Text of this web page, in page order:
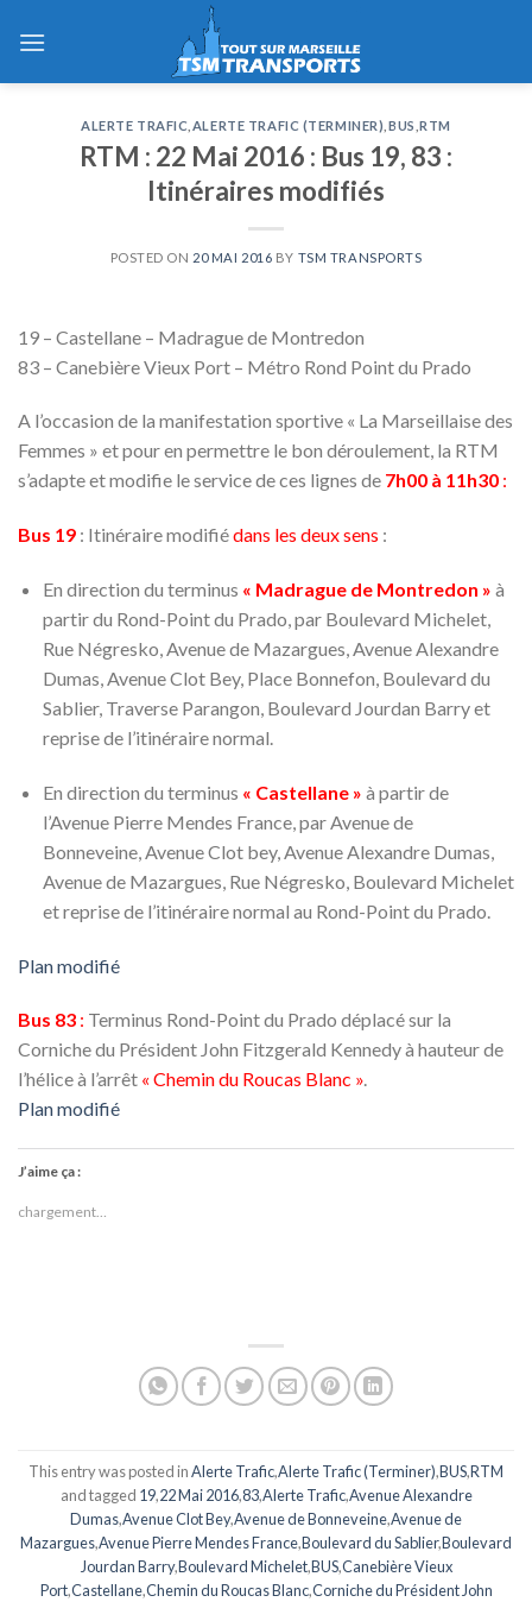
ALERTE TRAFIC ALERTE TRAFIC (TERMINER) BUS ,RTM
RTM : 22 Mai 2016 : Bus 19, 83 :
Itinéraires modifiés
POSTED ON 20 MAI 2016 BY TSM TRANSPORTS
19 – Castellane – Madrague de Montredon
83 – Canebière Vieux Port – Métro Rond Point du Prado
A l’occasion de la manifestation sportive « La Marseillaise des
Femmes » et pour en permettre le bon déroulement, la RTM
s’adapte et modifie le service de ces lignes de 7h00 à 11h30 :
Bus 19 : Itinéraire modifiédans les deux sens :
En direction du terminus « Madrague de Montredon » à
partir du Rond-Point du Prado, par Boulevard Michelet,
Rue Négresko, Avenue de Mazargues, Avenue Alexandre
Dumas, Avenue Clot Bey, Place Bonnefon, Boulevard du
Sablier, Traverse Parangon, Boulevard Jourdan Barry et
reprise de l’itinéraire normal.
En direction du terminus « Castellane » à partir de
l’Avenue Pierre Mendes France, par Avenue de
Bonneveine, Avenue Clot bey, Avenue Alexandre Dumas,
Avenue de Mazargues, Rue Négresko, Boulevard Michelet
et reprise de l’itinéraire normal au Rond-Point du Prado.
Plan modifié
Bus 83 : Terminus Rond-Point du Prado déplacé sur la
Corniche du Président John Fitzgerald Kennedy à hauteur de
l’hélice à l’arrêt « Chemin du Roucas Blanc ».
Plan modifié
J’aime ça :
chargement…
This entry was posted inAlerte Trafic,Alerte Trafic (Terminer),BUS,RTM
and tagged 19,22 Mai 2016,83,Alerte Trafic,Avenue Alexandre
Dumas,Avenue Clot Bey,Avenue de Bonneveine,Avenue de
Mazargues,Avenue Pierre Mendes France,Boulevard du Sablier,Boulevard
Jourdan Barry,Boulevard Michelet,BUS,Canebière Vieux
Port,Castellane,Chemin du Roucas Blanc,Corniche du Président John